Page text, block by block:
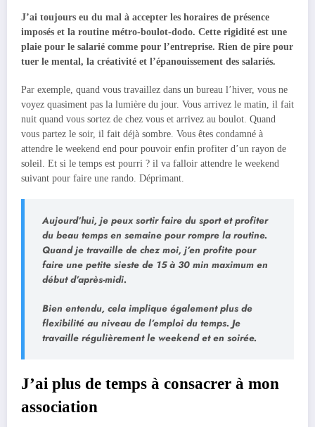
J’ai toujours eu du mal à accepter les horaires de présence
imposés et la routine métro-boulot-dodo. Cette rigidité est une
plaie pour le salarié comme pour l’entreprise. Rien de pire pour
tuer le mental, la créativité et l’épanouissement des salariés.
Par exemple, quand vous travaillez dans un bureau l’hiver, vous ne
voyez quasiment pas la lumière du jour. Vous arrivez le matin, il fait
nuit quand vous sortez de chez vous et arrivez au boulot. Quand
vous partez le soir, il fait déjà sombre. Vous êtes condamné à
attendre le weekend end pour pouvoir enfin profiter d’un rayon de
soleil. Et si le temps est pourri ? il va falloir attendre le weekend
suivant pour faire une rando. Déprimant.
Aujourd’hui, je peux sortir faire du sport et profiter
du beau temps en semaine pour rompre la routine.
Quand je travaille de chez moi, j’en profite pour
faire une petite sieste de 15 à 30 min maximum en
début d’après-midi.
Bien entendu, cela implique également plus de
flexibilité au niveau de l’emploi du temps. Je
travaille régulièrement le weekend et en soirée.
J’ai plus de temps à consacrer à mon
association